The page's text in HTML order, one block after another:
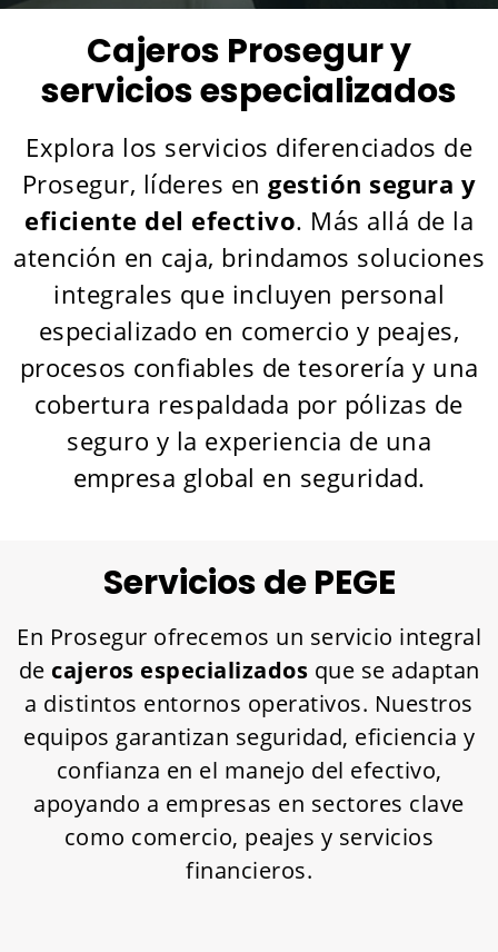
Cajeros Prosegur y
servicios especializados
Explora los servicios diferenciados de
Prosegur, líderes en gestión segura y
eficiente del efectivo. Más allá de la
atención en caja, brindamos soluciones
integrales que incluyen personal
especializado en comercio y peajes,
procesos confiables de tesorería y una
cobertura respaldada por pólizas de
seguro y la experiencia de una
empresa global en seguridad.
Servicios de PEGE
En Prosegur ofrecemos un servicio integral
de cajeros especializados que se adaptan
a distintos entornos operativos. Nuestros
equipos garantizan seguridad, eficiencia y
confianza en el manejo del efectivo,
apoyando a empresas en sectores clave
como comercio, peajes y servicios
financieros.